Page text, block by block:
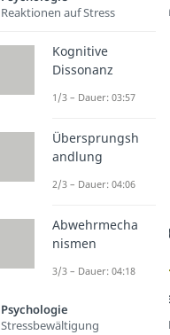
deine
Natürliche
Dienatürliche
Ausstrahlung
.
Reaktionen auf Stress
Kognitive
Dissonanz
1/3 – Dauer: 03:57
Übersprungsh
andlung
2/3 – Dauer: 04:06
Abwehrmecha
nismen
3/3 – Dauer: 04:18
Psychologie
Stressbewältigung